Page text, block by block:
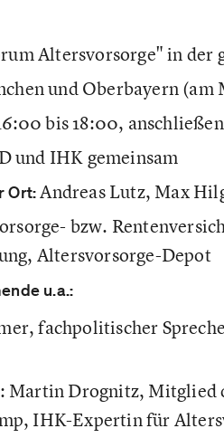
Altersvorsorge" in der
und Oberbayern (am
bis 18:00,
und IHK gemeinsam
Ort:Andreas Lutz, Max
bzw.
Altersvorsorge-Depot
u.a.:
fachpolitischer
Martin Drognitz, Mitglied
IHK-Expertin für